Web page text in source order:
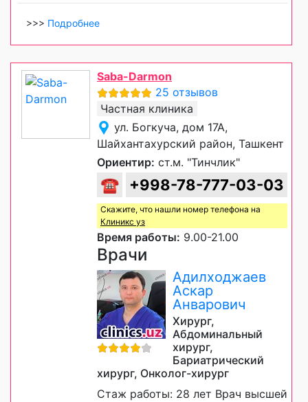
>>> Подробнее
Saba-Darmon
25 отзывов
Частная клиника
ул. Богкуча, дом 17А,
Шайхантахурский район, Ташкент
Ориентир: ст.м. "Тинчлик"
☎ +998-78-777-03-03
Скажите, что нашли номер телефона на
Клиникс уз
Время работы: 9.00-21.00
Врачи
Адилходжаев
Аскар
Анварович
Хирург,
Абдоминальный
хирург,
Бариатрический
хирург, Онколог-хирург
Стаж работы: 28 лет Врач высшей